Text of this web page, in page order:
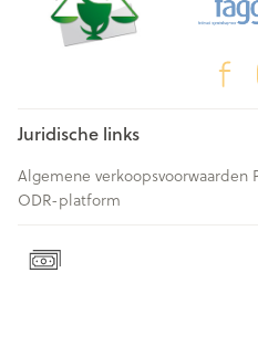
Juridische links
Algemene verkoopsvoorwaarden
ODR-platform